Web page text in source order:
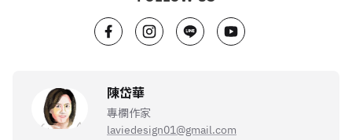
陳岱華
專欄作家
laviedesign01@gmail.com